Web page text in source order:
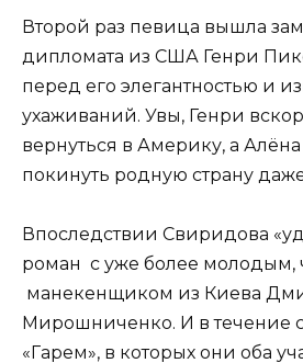
Второй раз певица вышла
дипломата из США Генри
перед его элегантностью и
ухаживаний. Увы, Генри
вернуться в Америку, а
покинуть родную страну
Впоследствии Свиридова
роман с уже более молодым,
манекенщиком из Киева
Мирошниченко. И в течение
«Гарем», в которых они оба